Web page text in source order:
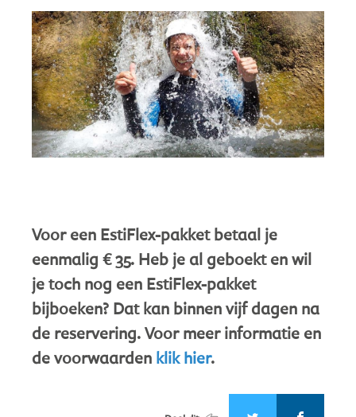
Voor een EstiFlex-pakket betaal je
eenmalig € 35. Heb je al geboekt en wil
je toch nog een EstiFlex-pakket
bijboeken? Dat kan binnen vijf dagen na
de reservering. Voor meer informatie en
de voorwaarden klik hier.